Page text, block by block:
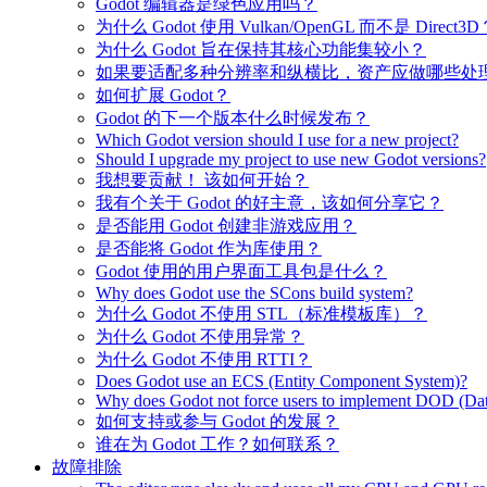
Godot 编辑器是绿色应用吗？
为什么 Godot 使用 Vulkan/OpenGL 而不是 Direct3D
为什么 Godot 旨在保持其核心功能集较小？
如果要适配多种分辨率和纵横比，资产应做哪些处
如何扩展 Godot？
Godot 的下一个版本什么时候发布？
Which Godot version should I use for a new project?
Should I upgrade my project to use new Godot versions?
我想要贡献！ 该如何开始？
我有个关于 Godot 的好主意，该如何分享它？
是否能用 Godot 创建非游戏应用？
是否能将 Godot 作为库使用？
Godot 使用的用户界面工具包是什么？
Why does Godot use the SCons build system?
为什么 Godot 不使用 STL（标准模板库）？
为什么 Godot 不使用异常？
为什么 Godot 不使用 RTTI？
Does Godot use an ECS (Entity Component System)?
Why does Godot not force users to implement DOD
如何支持或参与 Godot 的发展？
谁在为 Godot 工作？如何联系？
故障排除